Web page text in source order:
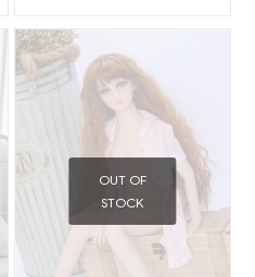
OUT OF
STOCK